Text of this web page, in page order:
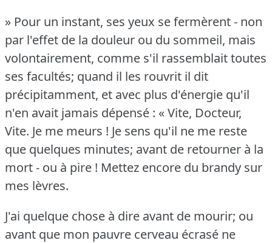
» Pour un instant, ses yeux se fermèrent - non
par l'effet de la douleur ou du sommeil, mais
volontairement, comme s'il rassemblait toutes
ses facultés; quand il les rouvrit il dit
précipitamment, et avec plus d'énergie qu'il
n'en avait jamais dépensé : « Vite, Docteur,
Vite. Je me meurs ! Je sens qu'il ne me reste
que quelques minutes; avant de retourner à la
mort - ou à pire ! Mettez encore du brandy sur
mes lèvres.
J'ai quelque chose à dire avant de mourir; ou
avant que mon pauvre cerveau écrasé ne